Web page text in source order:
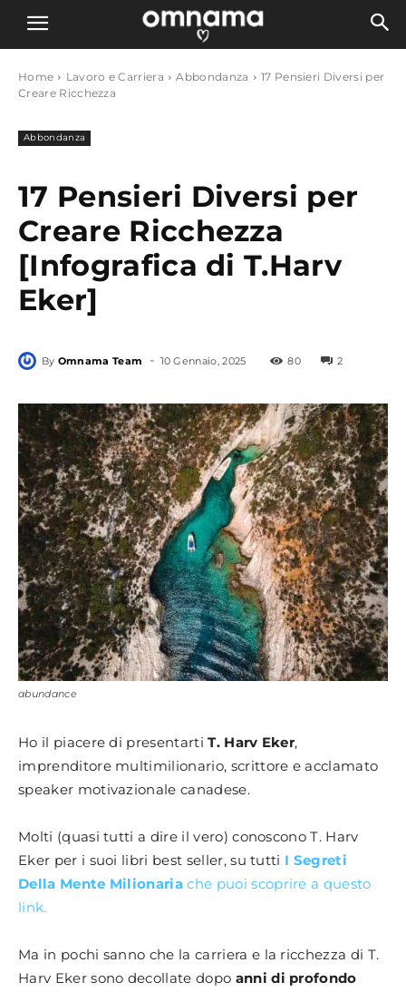
Home Lavoro e Carriera Abbondanza
17 Pensieri Diversi per
Creare Ricchezza
Abbondanza
17 Pensieri Diversi per
Creare Ricchezza
[Infografica di T.Harv
Eker]
By Omnama Team - 10 Gennaio, 2025 80 2
abundance
Ho il piacere di presentartiT. Harv Eker,
imprenditore multimilionario, scrittore e acclamato
speaker motivazionale canadese.
Molti (quasi tutti a dire il vero) conoscono T. Harv
Eker per i suoi libri best seller, su tutti I Segreti
Della Mente Milionaria che puoi scoprire a questo
link.
Ma in pochi sanno che la carriera e la ricchezza di T.
Harv Eker sono decollate dopo anni di profondo